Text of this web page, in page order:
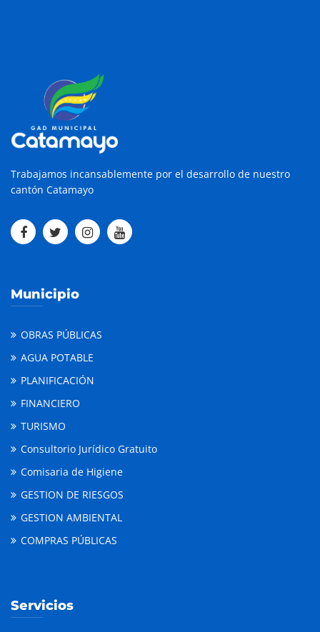
Trabajamos incansablemente por el desarrollo de nuestro
cantón Catamayo
Municipio
OBRAS PÚBLICAS
AGUA POTABLE
PLANIFICACIÓN
FINANCIERO
TURISMO
Consultorio Jurídico Gratuito
Comisaria de Higiene
GESTION DE RIESGOS
GESTION AMBIENTAL
COMPRAS PÚBLICAS
Servicios